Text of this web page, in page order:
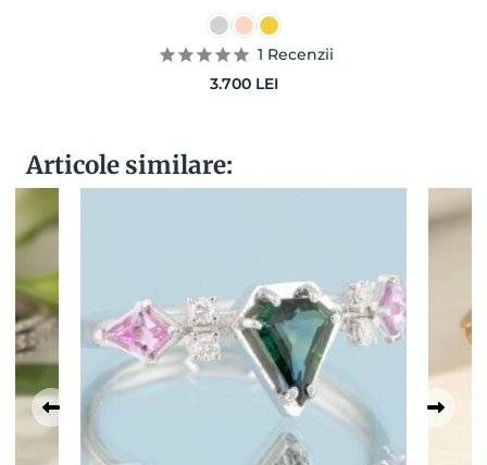
1 Recenzii
3.700 LEI
Articole similare: